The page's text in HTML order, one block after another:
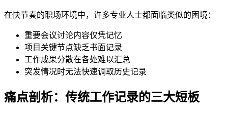
在快节奏的职场环境中，许多专业人士都面临类似的困境：
重要会议讨论内容仅凭记忆
项目关键节点缺乏书面记录
工作成果分散在各处难以汇总
突发情况时无法快速调取历史记录
痛点剖析：传统工作记录的三大短板